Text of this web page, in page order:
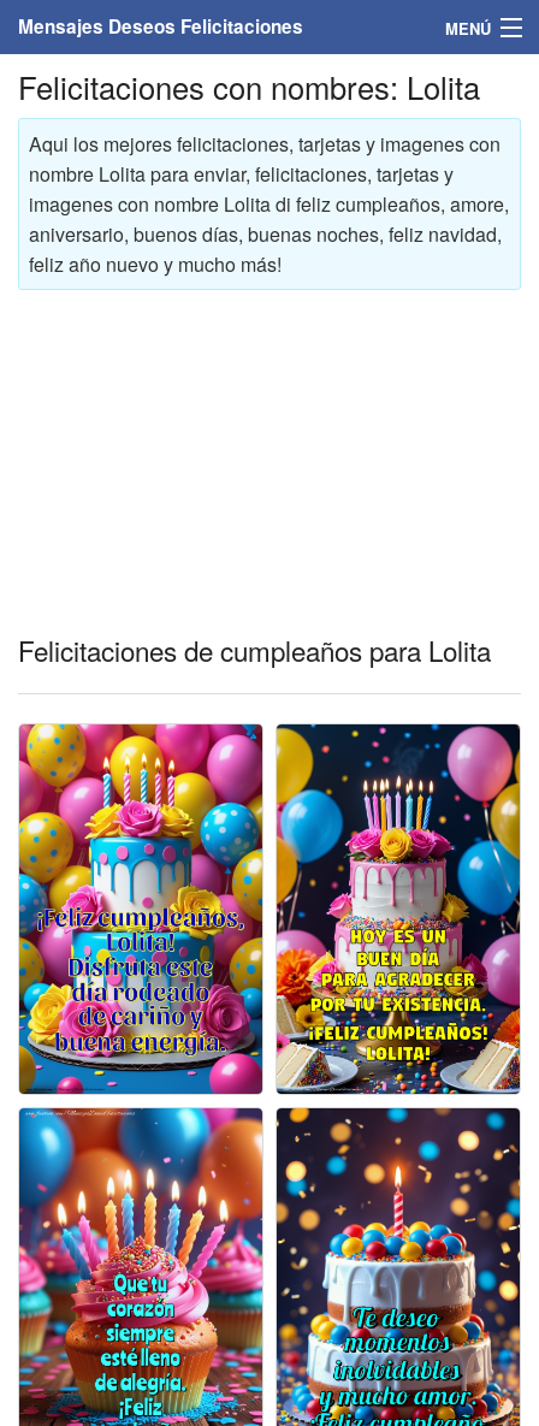
Mensajes Deseos Felicitaciones MENÚ
Home
Mensajes
Felicitaciones
Felicitaciones con nombres
Entrar
Felicitaciones con nombres: Lolita
Aqui los mejores felicitaciones, tarjetas y imagenes con
nombre Lolita para enviar, felicitaciones, tarjetas y
imagenes con nombre Lolita di feliz cumpleaños, amore,
aniversario, buenos días, buenas noches, feliz navidad,
feliz año nuevo y mucho más!
Felicitaciones de cumpleaños para Lolita